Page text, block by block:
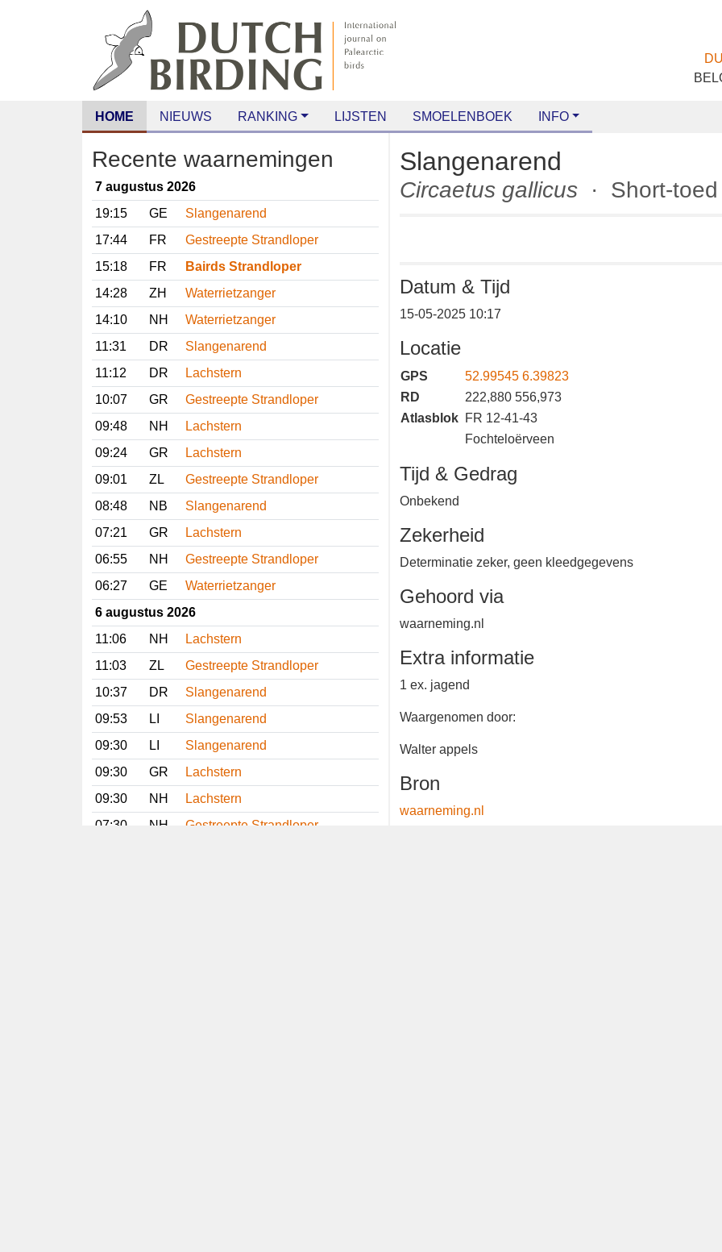
HOME NIEUWS RANKING LIJSTEN SMOELENBOEK INFO
Recente waarnemingen
7 augustus 2026
19:15
GE
Slangenarend
17:44
FR
Gestreepte Strandloper
15:18
FR
Bairds Strandloper
14:28
ZH
Waterrietzanger
14:10
NH
Waterrietzanger
11:31
DR
Slangenarend
11:12
DR
Lachstern
10:07
GR
Gestreepte Strandloper
09:48
NH
Lachstern
09:24
GR
Lachstern
09:01
ZL
Gestreepte Strandloper
08:48
NB
Slangenarend
07:21
GR
Lachstern
06:55
NH
Gestreepte Strandloper
06:27
GE
Waterrietzanger
6 augustus 2026
11:06
NH
Lachstern
11:03
ZL
Gestreepte Strandloper
10:37
DR
Slangenarend
09:53
LI
Slangenarend
09:30
LI
Slangenarend
09:30
GR
Lachstern
09:30
NH
Lachstern
07:30
NH
Gestreepte Strandloper
Slangenarend
Circaetus gallicus · Short-
Datum & Tijd
15-05-2025 10:17
Locatie
GPS
52.99545 6.39823
RD
222,880 556,973
Atlasblok FR 12-41-43
Fochteloërveen
Tijd & Gedrag
Onbekend
Zekerheid
Determinatie zeker, geen
Gehoord via
Extra informatie
Bron